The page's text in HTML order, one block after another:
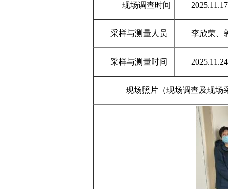
现场调查时间 2025.11.17
采样与测量人员 李欣荣、
采样与测量时间 2025.11.24
现场照片（现场调查及现场采